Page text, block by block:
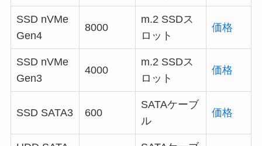
SSD nVMe
Gen4
8000
m.2 SSDス
ロット
価格
SSD nVMe
Gen3
4000
m.2 SSDス
ロット
価格
SSD SATA3 600
SATAケーブ
ル
価格